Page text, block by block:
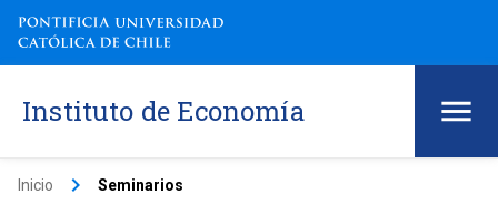
Instituto de Economía
Inicio keyboard_arrow_right Seminarios